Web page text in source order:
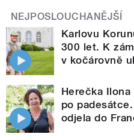
NEJPOSLOUCHANĚJŠÍ
Karlovu
300 let. K
v kočárovně
Herečka
po
odjela do